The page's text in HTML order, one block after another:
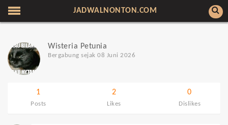
JADWALNONTON.COM
Wisteria Petunia
Bergabung sejak 08 Juni 2026
1
Posts
2
Likes
0
Dislikes